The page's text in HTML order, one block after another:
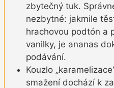
zbytečný tuk.
nezbytné: jakmile
hrachovou podtón a
vanilky, je ananas
podávání.
Kouzlo
smažení dochází k